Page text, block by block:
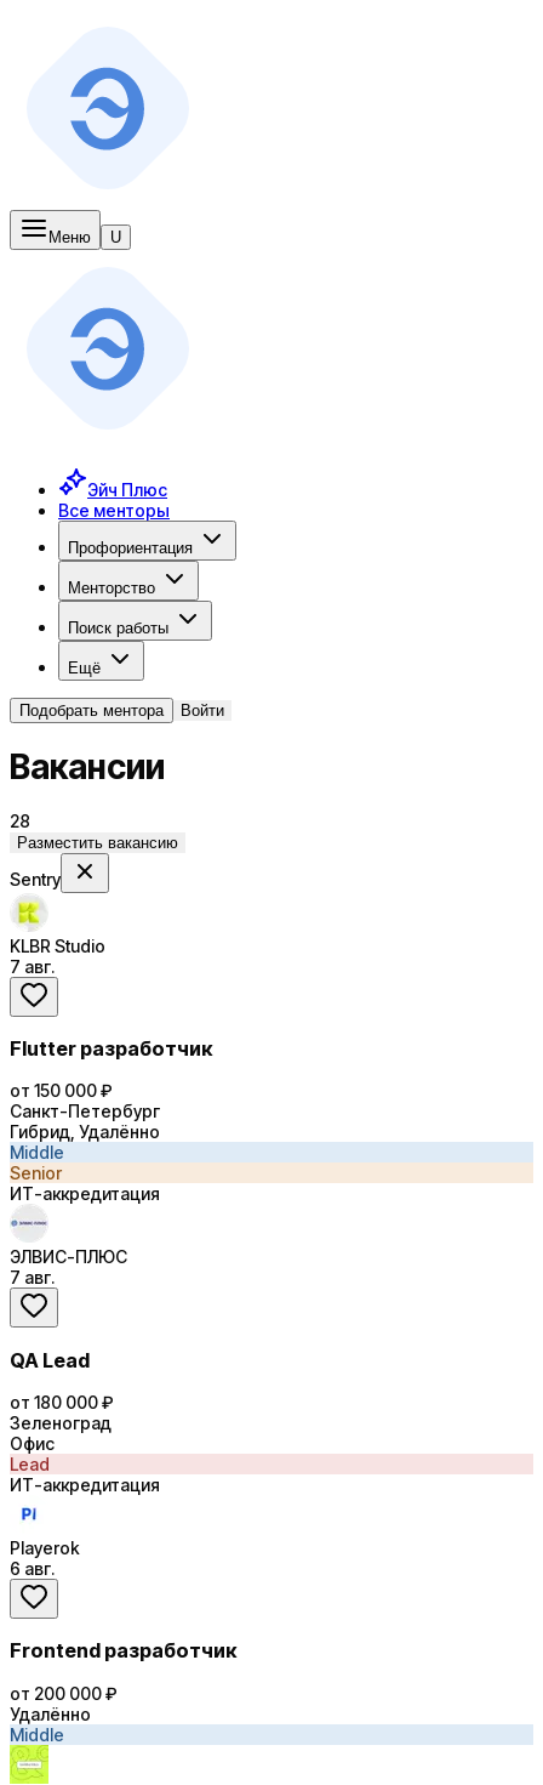
Меню U
Эйч Плюс
Все менторы
Профориентация
Менторство
Поиск работы
Ещё
Подобрать ментора Войти
Вакансии
28
Разместить вакансию
Sentry
KLBR Studio
7 авг.
Flutter разработчик
от 150 000 ₽
Санкт-Петербург
Гибрид, Удалённо
Middle
Senior
ИТ-аккредитация
ЭЛВИС-ПЛЮС
7 авг.
QA Lead
от 180 000 ₽
Зеленоград
Офис
Lead
ИТ-аккредитация
Playerok
6 авг.
Frontend разработчик
от 200 000 ₽
Удалённо
Middle